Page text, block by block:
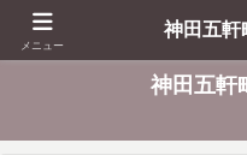
東
神田五軒
メニュー
神田五軒